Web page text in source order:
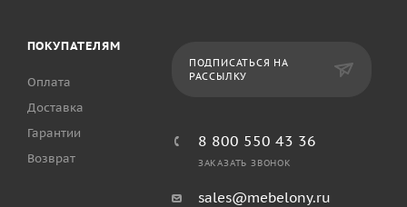
ПОКУПАТЕЛЯМ
Оплата
Доставка
Гарантии
Возврат
ПОДПИСАТЬСЯ НА
РАССЫЛКУ
8 800 550 43 36
ЗАКАЗАТЬ ЗВОНОК
sales@mebelony.ru